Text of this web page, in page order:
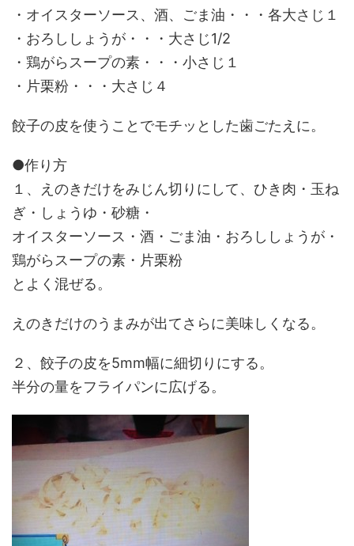
・オイスターソース、酒、ごま油・・・各大さじ１
・おろししょうが・・・大さじ1/2
・鶏がらスープの素・・・小さじ１
・片栗粉・・・大さじ４
餃子の皮を使うことでモチッとした歯ごたえに。
●作り方
１、えのきだけをみじん切りにして、ひき肉・玉ね
ぎ・しょうゆ・砂糖・
オイスターソース・酒・ごま油・おろししょうが・
鶏がらスープの素・片栗粉
とよく混ぜる。
えのきだけのうまみが出てさらに美味しくなる。
２、餃子の皮を5mm幅に細切りにする。
半分の量をフライパンに広げる。